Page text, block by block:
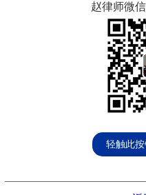
赵律师微信
轻触此